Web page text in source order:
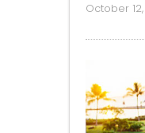
October 12,